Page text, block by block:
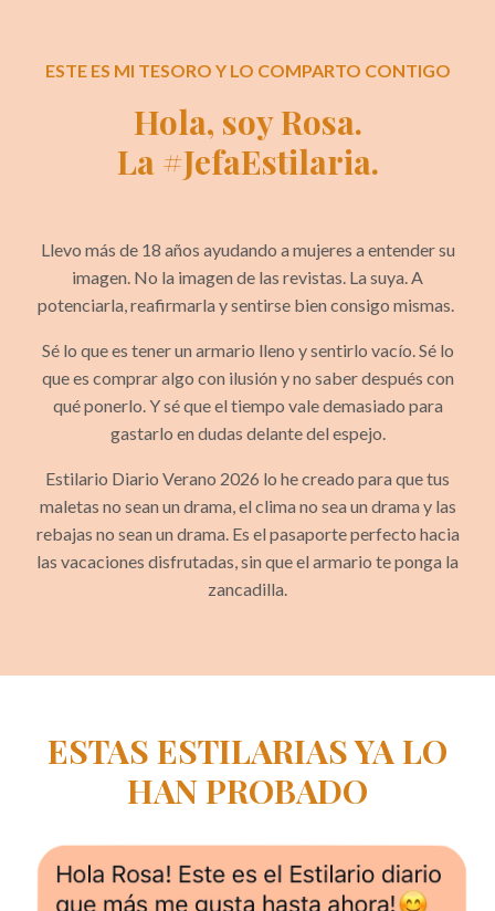
ESTE ES MI TESORO Y LO COMPARTO CONTIGO
Hola, soy Rosa.
La #JefaEstilaria.
Llevo más de 18 años ayudando a mujeres a entender su
imagen. No la imagen de las revistas. La suya. A
potenciarla, reafirmarla y sentirse bien consigo mismas.
Sé lo que es tener un armario lleno y sentirlo vacío. Sé lo
que es comprar algo con ilusión y no saber después con
qué ponerlo. Y sé que el tiempo vale demasiado para
gastarlo en dudas delante del espejo.
Estilario Diario Verano 2026 lo he creado para que tus
maletas no sean un drama, el clima no sea un drama y las
rebajas no sean un drama. Es el pasaporte perfecto hacia
las vacaciones disfrutadas, sin que el armario te ponga la
zancadilla.
ESTAS ESTILARIAS YA LO
HAN PROBADO